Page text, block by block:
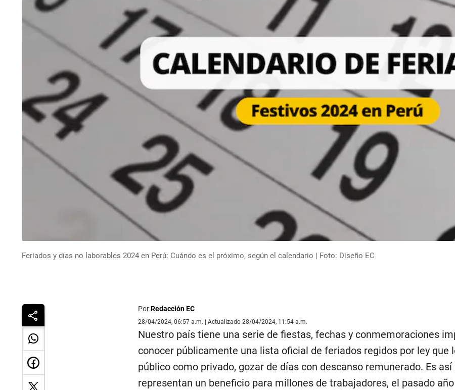
Feriados y días no laborables 2024 en Perú: Cuándo es el próximo, según el calendario | Foto: Diseño EC
PorRedacción EC
28/04/2024, 06:57 a.m. | Actualizado 28/04/2024, 11:54 a.m.
Nuestro país tiene una serie de fiestas, fechas y conmemoraciones
conocer públicamente una lista oficial de feriados regidos por ley
público como privado, gozar de días con descanso remunerado. Es
representan un beneficio para millones de trabajadores, el pasado